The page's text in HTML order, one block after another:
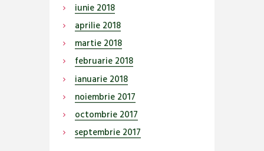
iunie 2018
aprilie 2018
martie 2018
februarie 2018
ianuarie 2018
noiembrie 2017
octombrie 2017
septembrie 2017